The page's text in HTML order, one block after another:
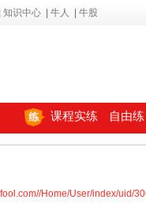
知识中心 牛人 牛股
课程实练 自由练
Home/User/index/uid/